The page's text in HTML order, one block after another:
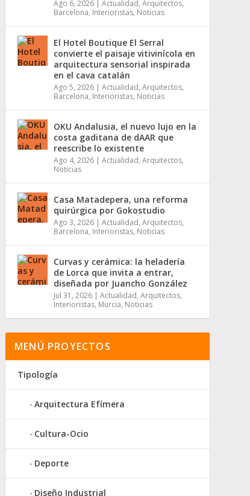
Ago 6, 2026 | Actualidad, Arquitectos,
Barcelona, Interioristas, Noticias
El Hotel Boutique El Serral
convierte el paisaje vitivinícola en
arquitectura sensorial inspirada
en el cava catalán
Ago 5, 2026 | Actualidad, Arquitectos,
Barcelona, Interioristas, Noticias
OKU Andalusia, el nuevo lujo en la
costa gaditana de dAAR que
reescribe lo existente
Ago 4, 2026 | Actualidad, Arquitectos,
Noticias
Casa Matadepera, una reforma
quirúrgica por Gokostudio
Ago 3, 2026 | Actualidad, Arquitectos,
Barcelona, Interioristas, Noticias
Curvas y cerámica: la heladería
de Lorca que invita a entrar,
diseñada por Juancho González
Jul 31, 2026 | Actualidad, Arquitectos,
Interioristas, Murcia, Noticias
MENÚ PROYECTOS
Tipología
Arquitectura Efímera
Cultura-Ocio
Deporte
Diseño Industrial